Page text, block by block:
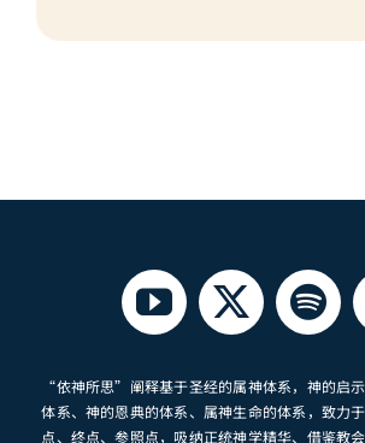
“依神所思”阐释基于圣经的属神体系，神的启
体系、神的恩典的体系、属神生命的体系，致力
点、终点、参照点，吸纳正统神学精华、借鉴教